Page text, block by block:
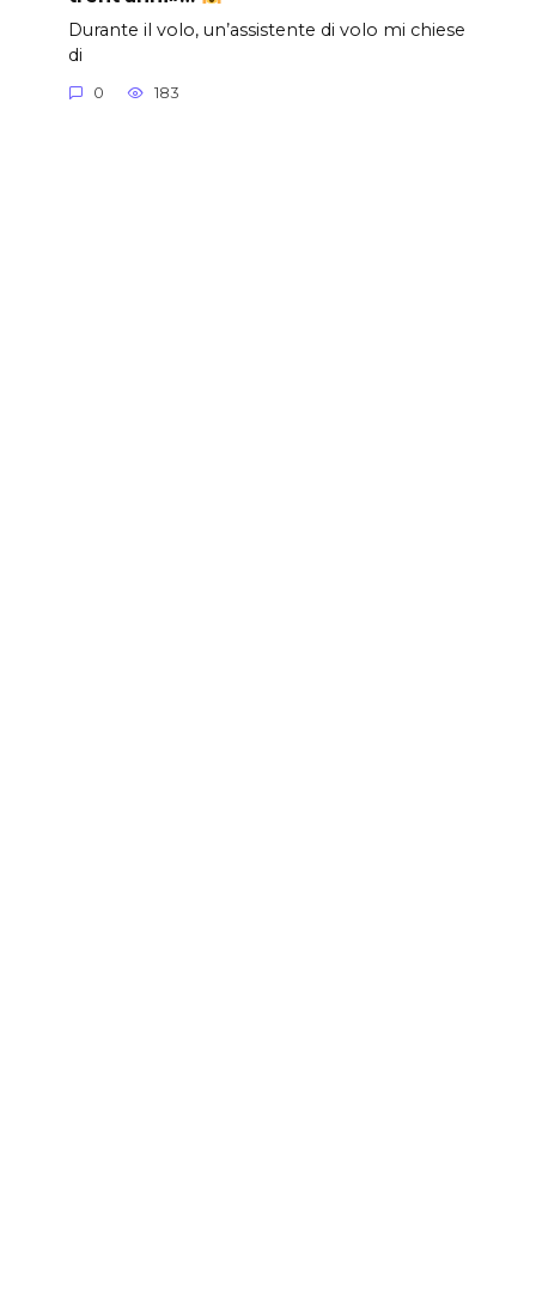
Durante il volo, un’assistente di volo mi chiese
di
0 183